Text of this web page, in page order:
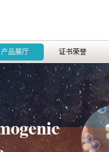
产品展厅 证书荣誉